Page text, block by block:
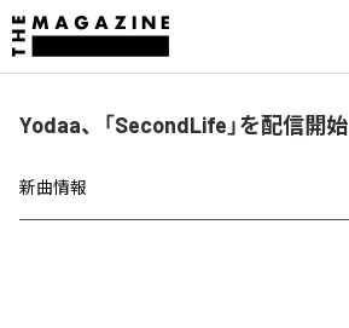
Yodaa、「SecondLife」を配信開始
新曲情報